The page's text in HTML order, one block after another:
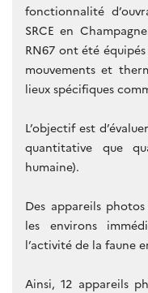
fonctionnalité
SRCE en
RN67 ont été
mouvements et
lieux spécifiques
L’objectif est
quantitative que
humaine).
Des appareils
les environs
l’activité de la faune
Ainsi, 12 appareils